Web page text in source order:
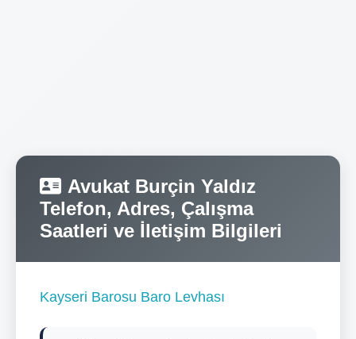
Avukat Burçin Yaldız
Telefon, Adres, Çalışma
Saatleri ve İletişim Bilgileri
Kayseri Barosu Baro Levhası